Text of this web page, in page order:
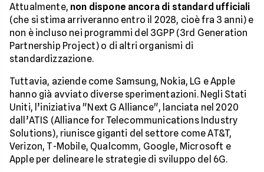
Attualmente, non dispone ancora di standard ufficiali
(che si stima arriveranno entro il 2028, cioè fra 3 anni) e
non è incluso nei programmi del 3GPP (3rd Generation
Partnership Project) o di altri organismi di
standardizzazione.
Tuttavia, aziende come Samsung, Nokia, LG e Apple
hanno già avviato diverse sperimentazioni. Negli Stati
Uniti, l’iniziativa "Next G Alliance", lanciata nel 2020
dall’ATIS (Alliance for Telecommunications Industry
Solutions), riunisce giganti del settore come AT&T,
Verizon, T-Mobile, Qualcomm, Google, Microsoft e
Apple per delineare le strategie di sviluppo del 6G.